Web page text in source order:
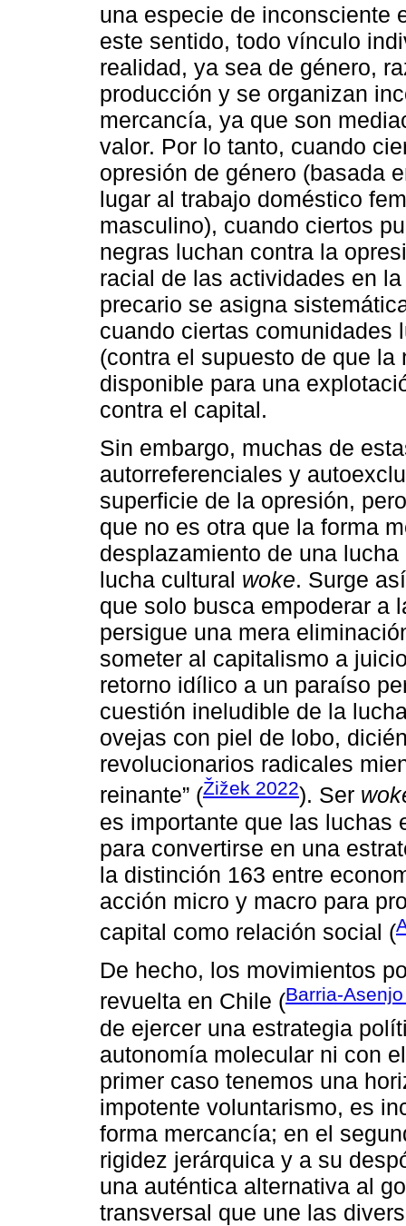
una especie de inconsciente
este sentido, todo vínculo
realidad, ya sea de género,
producción y se organizan
mercancía, ya que son
valor. Por lo tanto, cuando
opresión de género (basada
lugar al trabajo doméstico
masculino), cuando ciertos
negras luchan contra la
racial de las actividades en
precario se asigna
cuando ciertas comunidades
(contra el supuesto de que
disponible para una
contra el capital.
Sin embargo, muchas de
autorreferenciales y
superficie de la opresión,
que no es otra que la forma
desplazamiento de una
lucha cultural woke. Surge
que solo busca empoderar a
persigue una mera
someter al capitalismo a
retorno idílico a un paraíso
cuestión ineludible de la
ovejas con piel de lobo,
revolucionarios radicales
reinante” (Žižek 2022). Ser
es importante que las luchas
para convertirse en una
la distinción 163 entre
acción micro y macro para
capital como relación social (
De hecho, los movimientos
revuelta en Chile (Barria-
de ejercer una estrategia
autonomía molecular ni con
primer caso tenemos una
impotente voluntarismo, es
forma mercancía; en el
rigidez jerárquica y a su
una auténtica alternativa al
transversal que une las